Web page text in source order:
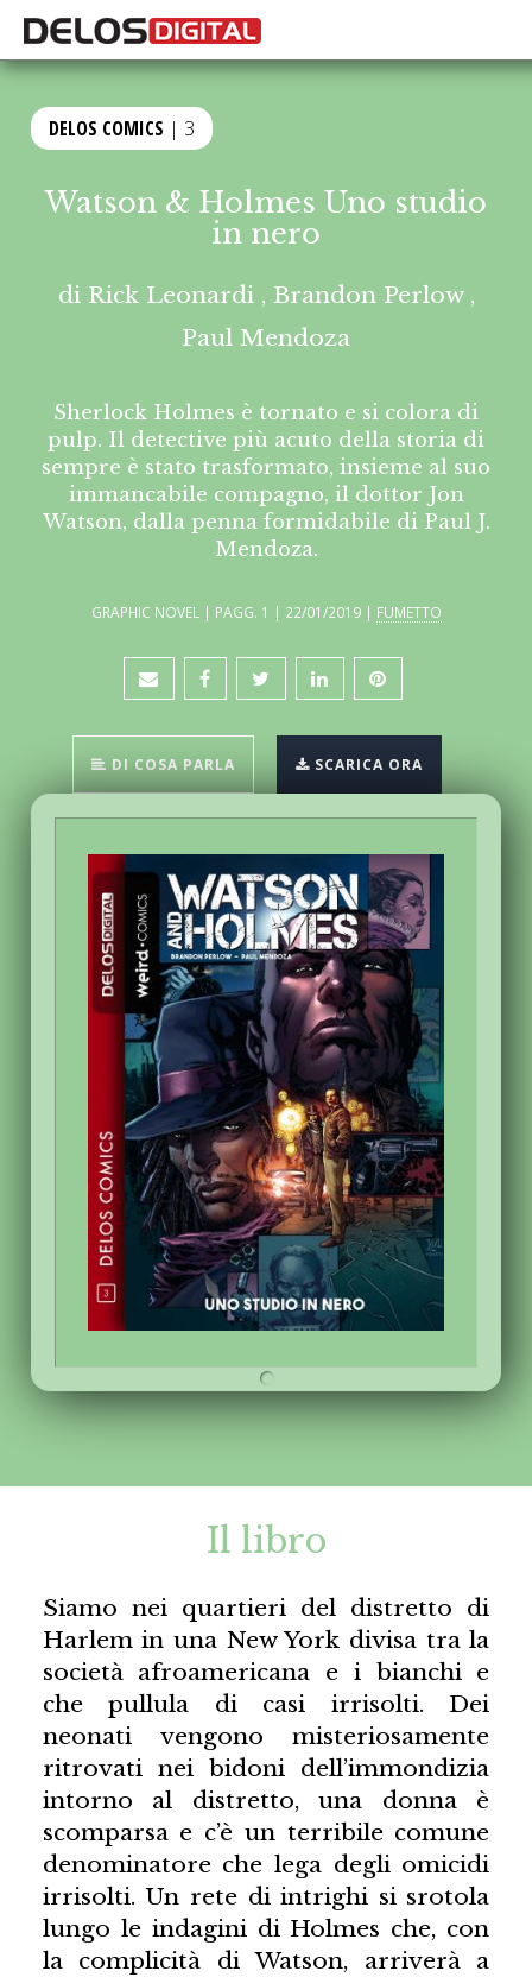
DELOS COMICS | 3
Watson & Holmes Uno studio
in nero
di Rick Leonardi, Brandon Perlow,
Paul Mendoza
Sherlock Holmes è tornato e si colora di
pulp. Il detective più acuto della storia di
sempre è stato trasformato, insieme al suo
immancabile compagno, il dottor Jon
Watson, dalla penna formidabile di Paul J.
Mendoza.
GRAPHIC NOVEL | PAGG. 1 | 22/01/2019 | FUMETTO
DI COSA PARLA SCARICA ORA
Il libro
Siamo nei quartieri del distretto di
Harlem in una New York divisa tra la
società afroamericana e i bianchi e
che pullula di casi irrisolti. Dei
neonati vengono misteriosamente
ritrovati nei bidoni dell’immondizia
intorno al distretto, una donna è
scomparsa e c’è un terribile comune
denominatore che lega degli omicidi
irrisolti. Un rete di intrighi si srotola
lungo le indagini di Holmes che, con
la complicità di Watson, arriverà a